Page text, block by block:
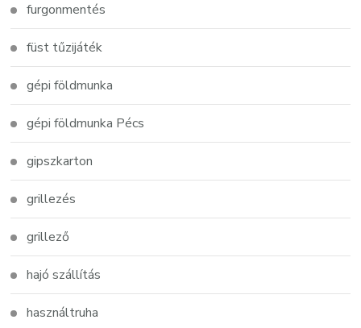
furgonmentés
füst tűzijáték
gépi földmunka
gépi földmunka Pécs
gipszkarton
grillezés
grillező
hajó szállítás
használtruha